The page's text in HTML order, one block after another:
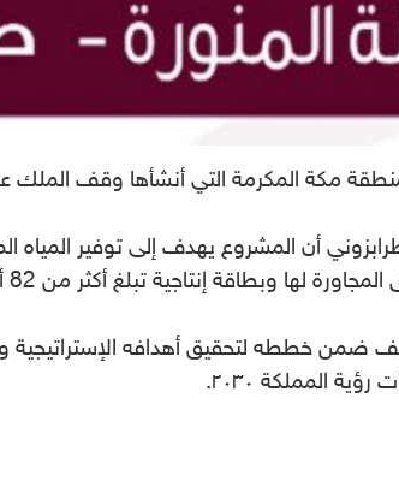
مكة المكرمة التي أنشأها وقف الملك
أن المشروع يهدف إلى توفير المياه
ضمن خططه لتحقيق أهدافه الإستراتيجية